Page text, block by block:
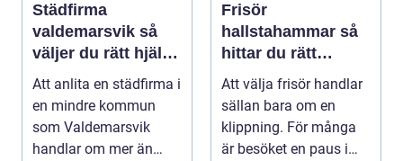
Städfirma
valdemarsvik så
väljer du rätt hjälp
för hem och
företag
Att anlita en städfirma i
en mindre kommun
som Valdemarsvik
handlar om mer än
Frisör
hallstahammar så
hittar du rätt
salong för stil,
kvalitet och känsla
Att välja frisör handlar
sällan bara om en
klippning. För många
är besöket en paus i